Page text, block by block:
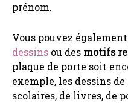
prénom.
Vous pouvez
dessins ou des motifs
plaque de porte soit
exemple, les dessins
scolaires, de livres, de